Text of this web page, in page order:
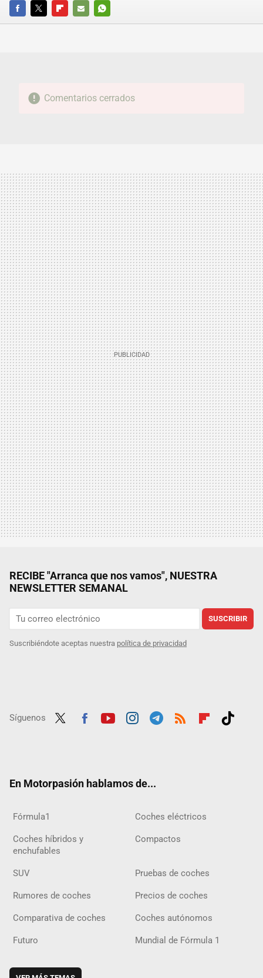
FACEBOOKTWITTERFLIPBOARD
E-
WHATSAPP
Comentarios cerrados
RECIBE "Arranca que nos vamos", NUESTRA
NEWSLETTER SEMANAL
SUSCRIBIR
Suscribiéndote aceptas nuestra política de privacidad
Síguenos
En Motorpasión hablamos de...
Fórmula1 Coches eléctricos
Coches híbridos y
enchufables
Compactos
SUV Pruebas de coches
Rumores de coches Precios de coches
Comparativa de coches Coches autónomos
Futuro Mundial de Fórmula 1